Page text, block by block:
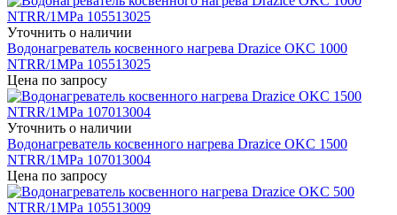
Уточнить о наличии
Водонагреватель косвенного нагрева Drazice OKC 1000
NTRR/1MPa 105513025
Цена по запросу
Уточнить о наличии
Водонагреватель косвенного нагрева Drazice OKC 1500
NTRR/1MPa 107013004
Цена по запросу